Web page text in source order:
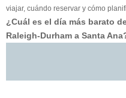
viajar, cuándo reservar y cómo
¿Cuál es el día más barato
Raleigh-Durham a Santa